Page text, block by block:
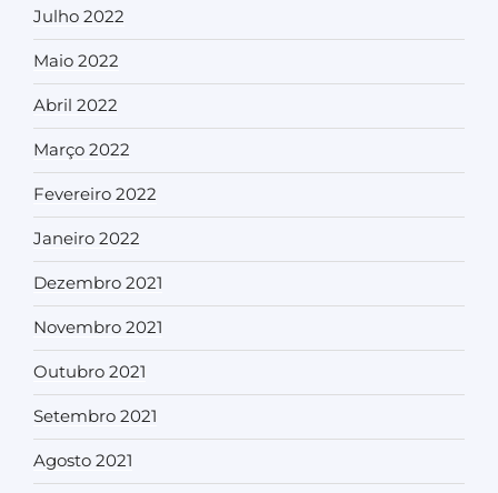
Julho 2022
Maio 2022
Abril 2022
Março 2022
Fevereiro 2022
Janeiro 2022
Dezembro 2021
Novembro 2021
Outubro 2021
Setembro 2021
Agosto 2021